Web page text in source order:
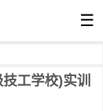
☰
工学校)实训